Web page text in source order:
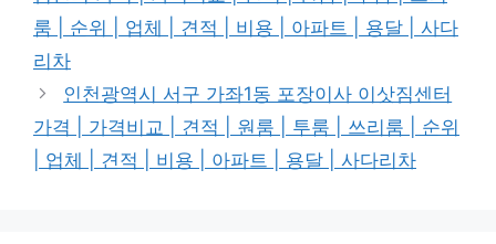
룸 | 순위 | 업체 | 견적 | 비용 | 아파트 | 용달 | 사다
리차
인천광역시 서구 가좌1동 포장이사 이삿짐센터
가격 | 가격비교 | 견적 | 원룸 | 투룸 | 쓰리룸 | 순위
| 업체 | 견적 | 비용 | 아파트 | 용달 | 사다리차